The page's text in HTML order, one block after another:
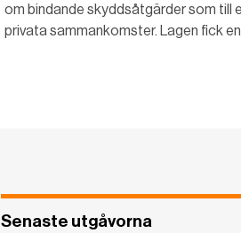
om bindande skyddsåtgärder som till
privata sammankomster. Lagen fick
Senaste utgåvorna